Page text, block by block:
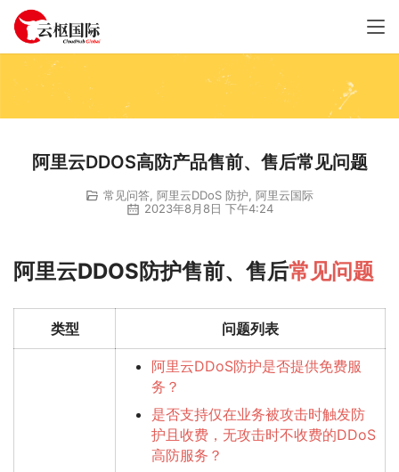
阿里云DDOS高防产品售前、售后常见问题
常见问答 阿里云DDoS 防护 阿里云国际
2023年8月8日 下午4:24
阿里云DDOS防护售前、售后常见问题
类型 问题列表
阿里云DDoS防护是否提供免费服
务？
是否支持仅在业务被攻击时触发防
护且收费，无攻击时不收费的DDoS
高防服务？